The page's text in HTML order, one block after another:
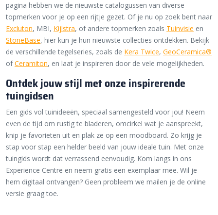
pagina hebben we de nieuwste catalogussen van diverse
topmerken voor je op een rijtje gezet. Of je nu op zoek bent naar
Excluton, MBI, Kijlstra, of andere topmerken zoals Tuinvisie en
StoneBase, hier kun je hun nieuwste collecties ontdekken. Bekijk
de verschillende tegelseries, zoals de Kera Twice, GeoCeramica®
ofCeramiton, en laat je inspireren door de vele mogelijkheden.
Ontdek jouw stijl met onze inspirerende
tuingidsen
Een gids vol tuinideeën, speciaal samengesteld voor jou! Neem
even de tijd om rustig te bladeren, omcirkel wat je aanspreekt,
knip je favorieten uit en plak ze op een moodboard. Zo krijg je
stap voor stap een helder beeld van jouw ideale tuin. Met onze
tuingids wordt dat verrassend eenvoudig. Kom langs in ons
Experience Centre en neem gratis een exemplaar mee. Wil je
hem digitaal ontvangen? Geen probleem we mailen je de online
versie graag toe.